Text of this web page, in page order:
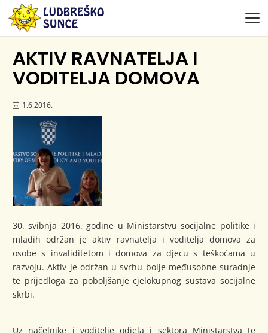
AKTIV RAVNATELJA I
VODITELJA DOMOVA
1.6.2016.
30. svibnja 2016. godine u Ministarstvu socijalne politike i
mladih održan je aktiv ravnatelja i voditelja domova za
osobe s invaliditetom i domova za djecu s teškoćama u
razvoju. Aktiv je održan u svrhu bolje međusobne suradnje
te prijedloga za poboljšanje cjelokupnog sustava socijalne
skrbi.
Uz načelnike i voditelje odjela i sektora Ministarstva te